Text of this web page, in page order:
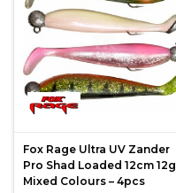
Fox Rage Ultra UV Zander
Pro Shad Loaded 12cm 12g
Mixed Colours – 4pcs